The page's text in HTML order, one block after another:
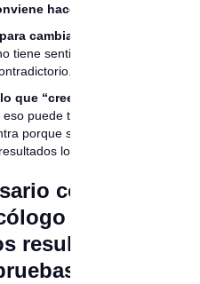
hacer
cambiar tu
tiene sentido y suele
que “creen que
eso puede terminar
porque si no eres
lo muestran.
contar
para
resultados